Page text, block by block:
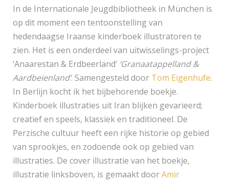
In de Internationale Jeugdbibliotheek in München is
op dit moment een tentoonstelling van
hedendaagse Iraanse kinderboek illustratoren te
zien. Het is een onderdeel van uitwisselings-project
‘Anaarestan & Erdbeerland’ ‘Granaatappelland &
Aardbeienland’. Samengesteld door Tom Eigenhufe.
In Berlijn kocht ik het bijbehorende boekje.
Kinderboek illustraties uit Iran blijken gevarieerd;
creatief en speels, klassiek en traditioneel. De
Perzische cultuur heeft een rijke historie op gebied
van sprookjes, en zodoende ook op gebied van
illustraties. De cover illustratie van het boekje,
illustratie linksboven, is gemaakt doorAmir